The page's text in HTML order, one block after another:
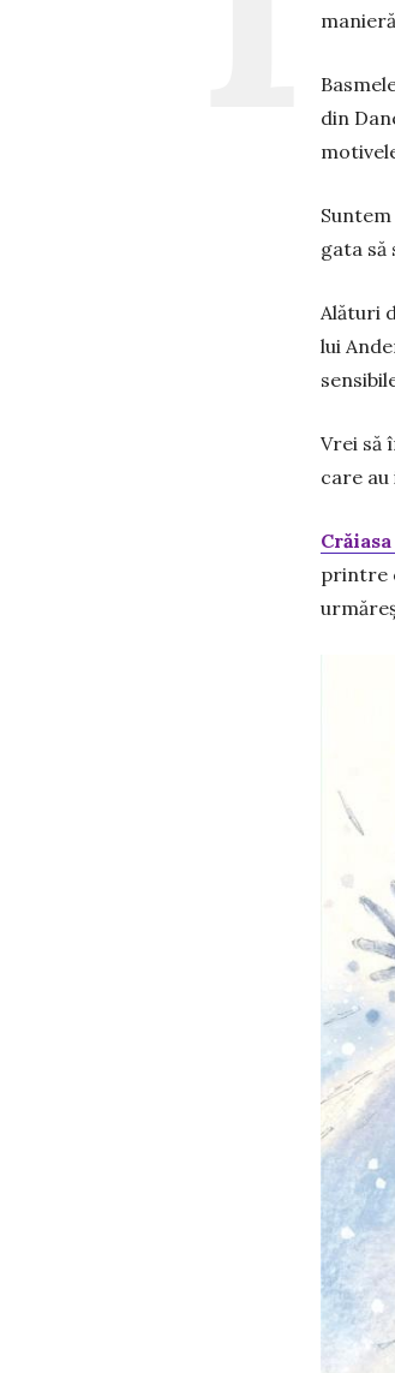
din
gata să
Alături
lui
Vrei să
care
printre